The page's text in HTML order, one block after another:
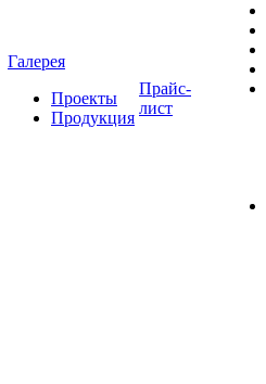
Галерея
Проекты
Продукция
Прайс-
лист